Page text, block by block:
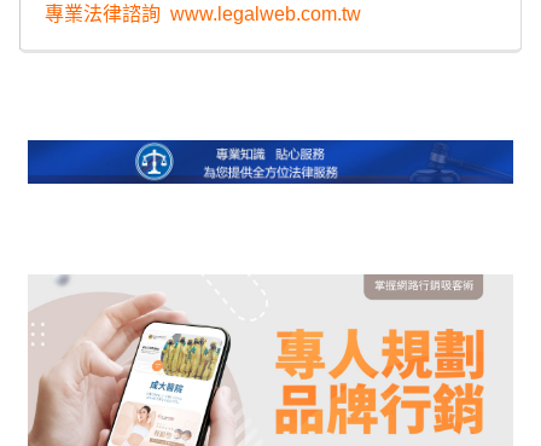
專業法律諮詢www.legalweb.com.tw